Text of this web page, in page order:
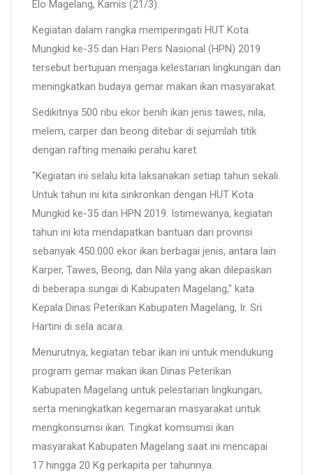
Elo Magelang, Kamis (21/3).
Kegiatan dalam rangka memperingati HUT Kota
Mungkid ke-35 dan Hari Pers Nasional (HPN) 2019
tersebut bertujuan menjaga kelestarian lingkungan dan
meningkatkan budaya gemar makan ikan masyarakat.
Sedikitnya 500 ribu ekor benih ikan jenis tawes, nila,
melem, carper dan beong ditebar di sejumlah titik
dengan rafting menaiki perahu karet.
"Kegiatan ini selalu kita laksanakan setiap tahun sekali.
Untuk tahun ini kita sinkronkan dengan HUT Kota
Mungkid ke-35 dan HPN 2019. Istimewanya, kegiatan
tahun ini kita mendapatkan bantuan dari provinsi
sebanyak 450.000 ekor ikan berbagai jenis, antara lain
Karper, Tawes, Beong, dan Nila yang akan dilepaskan
di beberapa sungai di Kabupaten Magelang," kata
Kepala Dinas Peterikan Kabupaten Magelang, Ir. Sri
Hartini di sela acara.
Menurutnya, kegiatan tebar ikan ini untuk mendukung
program gemar makan ikan Dinas Peterikan
Kabupaten Magelang untuk pelestarian lingkungan,
serta meningkatkan kegemaran masyarakat untuk
mengkonsumsi ikan. Tingkat komsumsi ikan
masyarakat Kabupaten Magelang saat ini mencapai
17 hingga 20 Kg perkapita per tahunnya.